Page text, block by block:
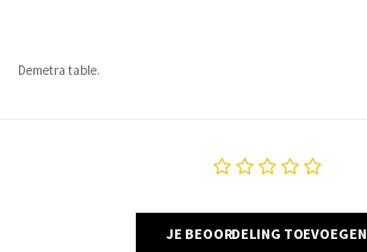
Demetra table.
JE BEOORDELING TOEVOEGEN